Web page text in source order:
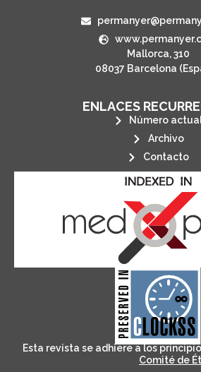
Mallorca, 310
08037 Barcelona
ENLACES
Número
Archivo
Contacto
CLOCKSS is a dak archive that
ensures the long-term survival
of web-based scholary
publications, governed by and for
its stakeholders.
Esta revista se adhiere a los
Comité de